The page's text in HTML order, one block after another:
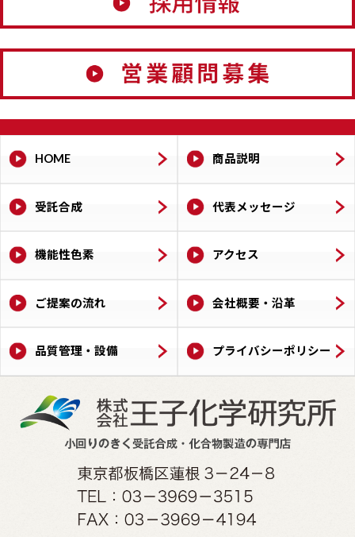
HOME 商品説明
受託合成 代表メッセージ
機能性色素 アクセス
ご提案の流れ 会社概要・沿革
品質管理・設備 プライバシーポリシー